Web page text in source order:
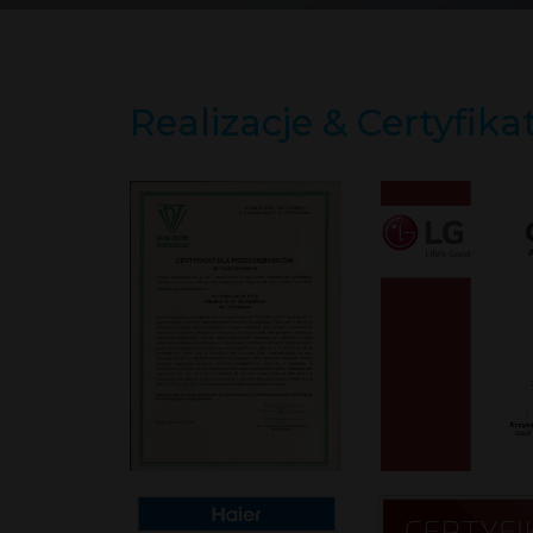
Realizacje &